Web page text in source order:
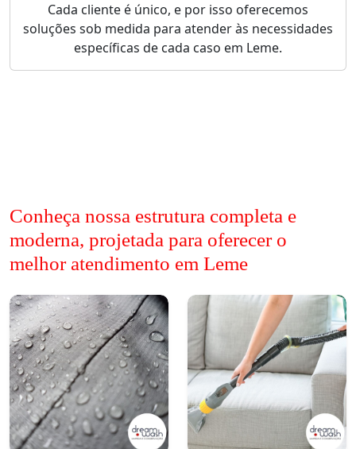
Cada cliente é único, e por isso oferecemos
soluções sob medida para atender às necessidades
específicas de cada caso em Leme.
Conheça nossa estrutura completa e
moderna, projetada para oferecer o
melhor atendimento em Leme